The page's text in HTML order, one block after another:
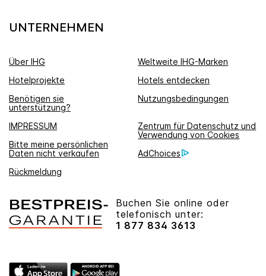
UNTERNEHMEN
Über IHG
Weltweite IHG-Marken
Hotelprojekte
Hotels entdecken
Benötigen sie
unterstützung?
Nutzungsbedingungen
IMPRESSUM
Zentrum für Datenschutz und
Verwendung von Cookies
Bitte meine persönlichen
Daten nicht verkaufen
AdChoices
Rückmeldung
Buchen Sie online oder
telefonisch unter:
1 877 834 3613